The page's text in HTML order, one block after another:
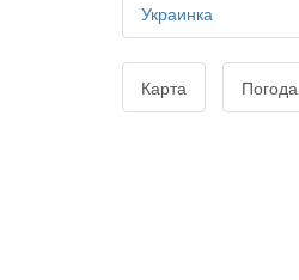
Украинка
Карта Погода